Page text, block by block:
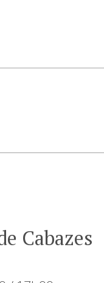
Cabazes